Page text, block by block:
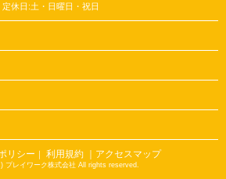
定休日:土・日曜日・祝日
リシー ｜ 利用規約 ｜アクセスマップ
プレイワーク株式会社 All rights reserved.